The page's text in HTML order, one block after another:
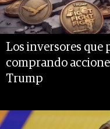
Los inversores que
comprando
Trump